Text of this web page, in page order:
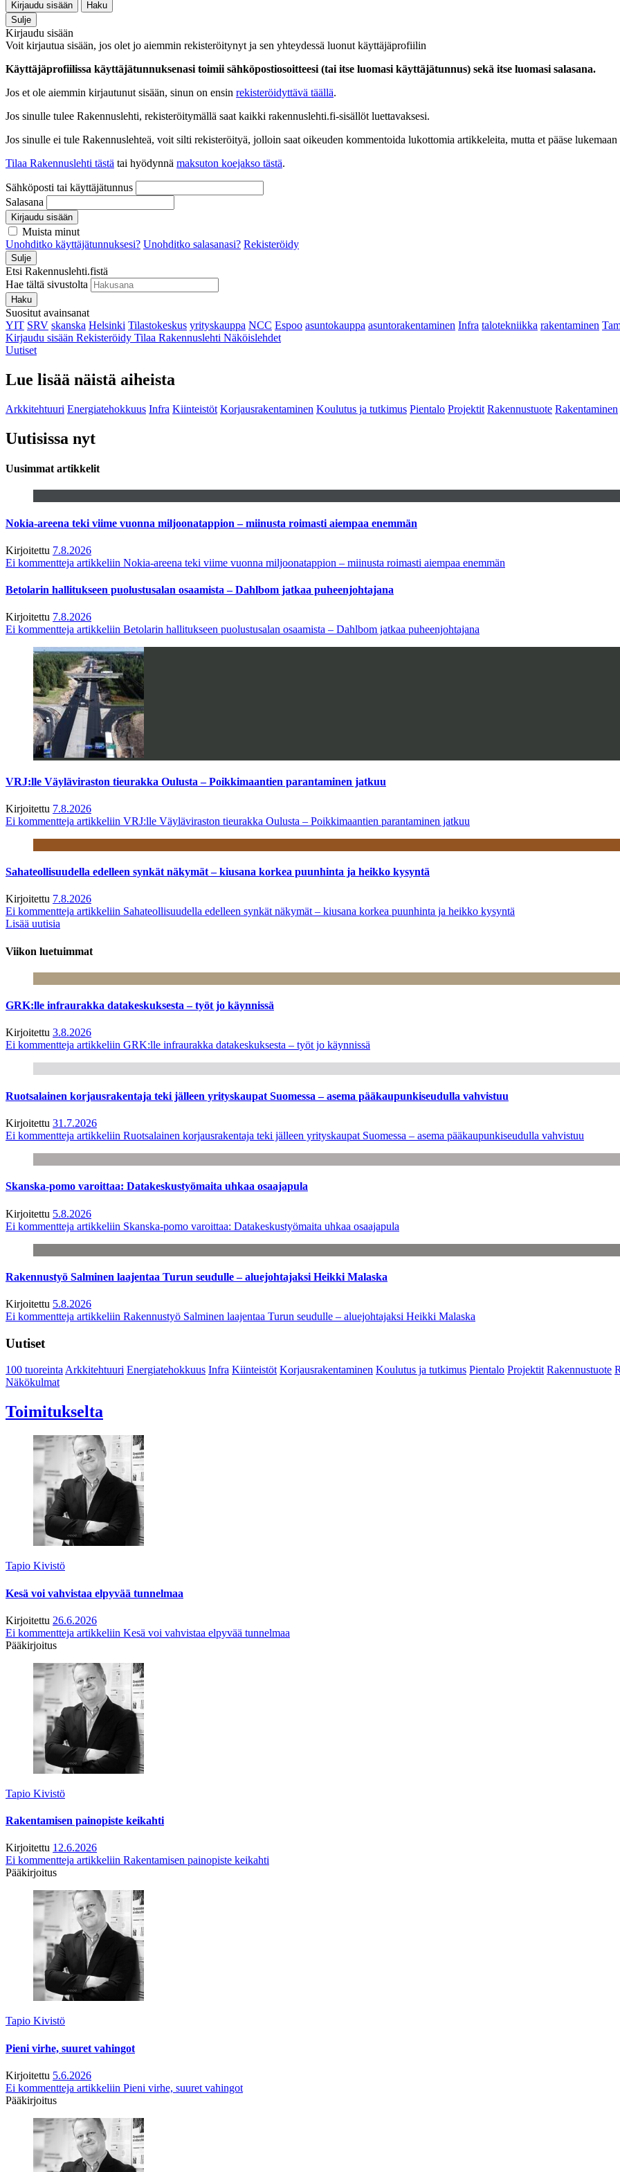
Kirjaudu sisään
Haku
Sulje
Kirjaudu sisään
Voit kirjautua sisään, jos olet jo aiemmin rekisteröitynyt ja sen yhteydessä luonut käyttäjäprofiilin
Käyttäjäprofiilissa käyttäjätunnuksenasi toimii sähköpostiosoitteesi (tai itse luomasi käyttäjätunnus) sekä itse luomasi salasana.
Jos et ole aiemmin kirjautunut sisään, sinun on ensin rekisteröidyttävä täällä.
Jos sinulle tulee Rakennuslehti, rekisteröitymällä saat kaikki rakennuslehti.fi-sisällöt luettavaksesi.
Jos sinulle ei tule Rakennuslehteä, voit silti rekisteröityä, jolloin saat oikeuden kommentoida lukottomia artikkeleita, mutta et pääse
Tilaa Rakennuslehti tästä tai hyödynnä maksuton koejakso tästä.
Sähköposti tai käyttäjätunnus
Salasana
Kirjaudu sisään
Muista minut
Unohditko käyttäjätunnuksesi? Unohditko salasanasi? Rekisteröidy
Sulje
Etsi Rakennuslehti.fistä
Hae tältä sivustolta
Haku
Suositut avainsanat
YIT SRV skanska Helsinki Tilastokeskus yrityskauppa NCC Espoo asuntokauppa asuntorakentaminen Infra talotekniikka rakentaminen
Kirjaudu sisään Rekisteröidy Tilaa Rakennuslehti Näköislehdet
Uutiset
Lue lisää näistä aiheista
Arkkitehtuuri Energiatehokkuus Infra Kiinteistöt Korjausrakentaminen Koulutus ja tutkimus Pientalo Projektit Rakennustuote Rakentaminen
Uutisissa nyt
Uusimmat artikkelit
Nokia-areena teki viime vuonna miljoonatappion – miinusta roimasti aiempaa enemmän
Kirjoitettu 7.8.2026
Ei kommentteja artikkeliin Nokia-areena teki viime vuonna miljoonatappion – miinusta roimasti aiempaa enemmän
Betolarin hallitukseen puolustusalan osaamista – Dahlbom jatkaa puheenjohtajana
Kirjoitettu 7.8.2026
Ei kommentteja artikkeliin Betolarin hallitukseen puolustusalan osaamista – Dahlbom jatkaa puheenjohtajana
VRJ:lle Väyläviraston tieurakka Oulusta – Poikkimaantien parantaminen jatkuu
Kirjoitettu 7.8.2026
Ei kommentteja artikkeliin VRJ:lle Väyläviraston tieurakka Oulusta – Poikkimaantien parantaminen jatkuu
Sahateollisuudella edelleen synkät näkymät – kiusana korkea puunhinta ja heikko kysyntä
Kirjoitettu 7.8.2026
Ei kommentteja artikkeliin Sahateollisuudella edelleen synkät näkymät – kiusana korkea puunhinta ja heikko kysyntä
Lisää uutisia
Viikon luetuimmat
GRK:lle infraurakka datakeskuksesta – työt jo käynnissä
Kirjoitettu 3.8.2026
Ei kommentteja artikkeliin GRK:lle infraurakka datakeskuksesta – työt jo käynnissä
Ruotsalainen korjausrakentaja teki jälleen yrityskaupat Suomessa – asema pääkaupunkiseudulla vahvistuu
Kirjoitettu 31.7.2026
Ei kommentteja artikkeliin Ruotsalainen korjausrakentaja teki jälleen yrityskaupat Suomessa – asema pääkaupunkiseudulla vahvistuu
Skanska-pomo varoittaa: Datakeskustyömaita uhkaa osaajapula
Kirjoitettu 5.8.2026
Ei kommentteja artikkeliin Skanska-pomo varoittaa: Datakeskustyömaita uhkaa osaajapula
Rakennustyö Salminen laajentaa Turun seudulle – aluejohtajaksi Heikki Malaska
Kirjoitettu 5.8.2026
Ei kommentteja artikkeliin Rakennustyö Salminen laajentaa Turun seudulle – aluejohtajaksi Heikki Malaska
Uutiset
100 tuoreintaArkkitehtuuri Energiatehokkuus Infra Kiinteistöt Korjausrakentaminen Koulutus ja tutkimus Pientalo Projektit Rakennustuote
Näkökulmat
Toimitukselta
Tapio Kivistö
Kesä voi vahvistaa elpyvää tunnelmaa
Kirjoitettu 26.6.2026
Ei kommentteja artikkeliin Kesä voi vahvistaa elpyvää tunnelmaa
Pääkirjoitus
Tapio Kivistö
Rakentamisen painopiste keikahti
Kirjoitettu 12.6.2026
Ei kommentteja artikkeliin Rakentamisen painopiste keikahti
Pääkirjoitus
Tapio Kivistö
Pieni virhe, suuret vahingot
Kirjoitettu 5.6.2026
Ei kommentteja artikkeliin Pieni virhe, suuret vahingot
Pääkirjoitus